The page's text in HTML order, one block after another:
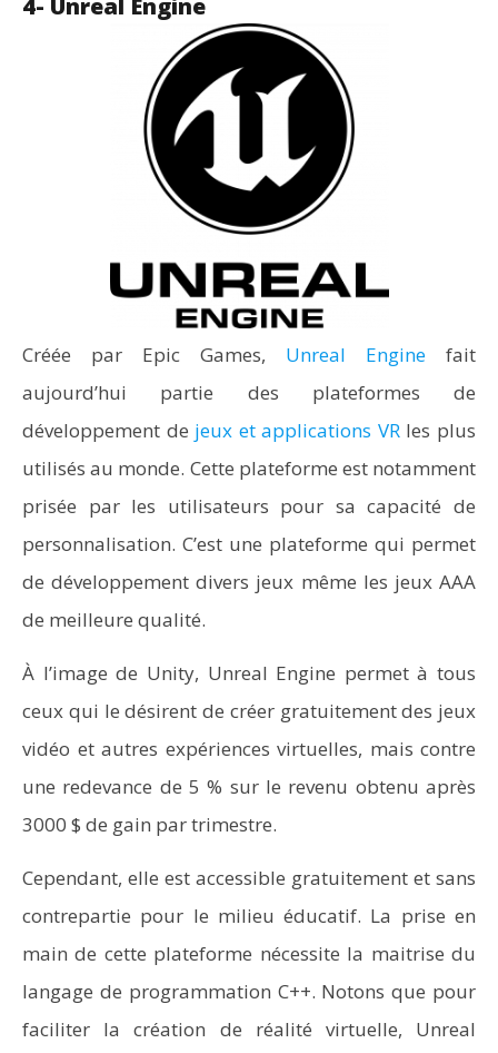
4- Unreal Engine
Créée par Epic Games, Unreal Engine fait
aujourd’hui partie des plateformes de
développement de jeux et applications VRles plus
utilisés au monde. Cette plateforme est notamment
prisée par les utilisateurs pour sa capacité de
personnalisation. C’est une plateforme qui permet
de développement divers jeux même les jeux AAA
de meilleure qualité.
À l’image de Unity, Unreal Engine permet à tous
ceux qui le désirent de créer gratuitement des jeux
vidéo et autres expériences virtuelles, mais contre
une redevance de 5 % sur le revenu obtenu après
3000 $ de gain par trimestre.
Cependant, elle est accessible gratuitement et sans
contrepartie pour le milieu éducatif. La prise en
main de cette plateforme nécessite la maitrise du
langage de programmation C++. Notons que pour
faciliter la création de réalité virtuelle, Unreal